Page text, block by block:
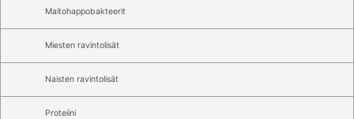
Maitohappobakteerit
Miesten ravintolisät
Naisten ravintolisät
Proteiini